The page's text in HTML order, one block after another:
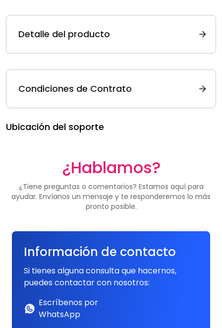
Detalle del producto
Condiciones de Contrato
Ubicación del soporte
¿Hablamos?
¿Tiene preguntas o comentarios? Estamos aquí para
ayudar. Envíanos un mensaje y te responderemos lo más
pronto posible.
Información de contacto
Si tienes alguna consulta que hacernos,
puedes contactar con nosotros:
Escríbenos por
WhatsApp